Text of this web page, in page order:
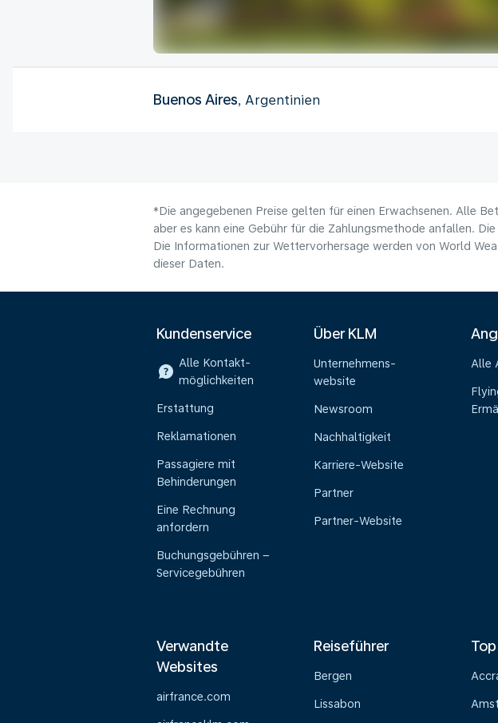
Buenos Aires, Argentinien
*Die angegebenen Preise gelten für einen Erwachsenen. Alle
aber es kann eine Gebühr für die Zahlungsmethode anfallen.
Die Informationen zur Wettervorhersage werden von World
dieser Daten.
Kundenservice
Alle Kontakt-
möglichkeiten
Erstattung
Reklamationen
Passagiere mit
Behinderungen
Eine Rechnung
anfordern
Buchungsgebühren –
Servicegebühren
Über KLM
Unternehmens-
website
Newsroom
Nachhaltigkeit
Karriere-Website
Partner
Partner-Website
Alle
Verwandte
Websites
airfrance.com
Reiseführer
Bergen
Lissabon